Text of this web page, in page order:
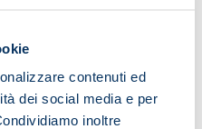
contenuti ed
dei social media e per
inoltre
with a warm-up.